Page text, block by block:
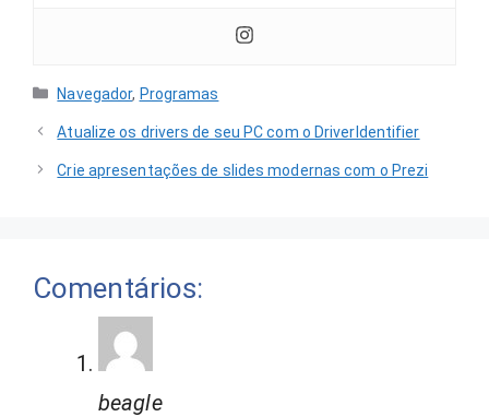
Categorias
Navegador, Programas
Atualize os drivers de seu PC com o DriverIdentifier
Crie apresentações de slides modernas com o Prezi
Comentários:
beagle